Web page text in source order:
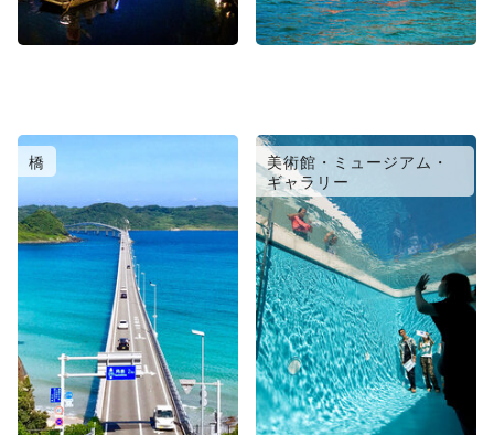
橋
美術館・ミュージアム・
ギャラリー